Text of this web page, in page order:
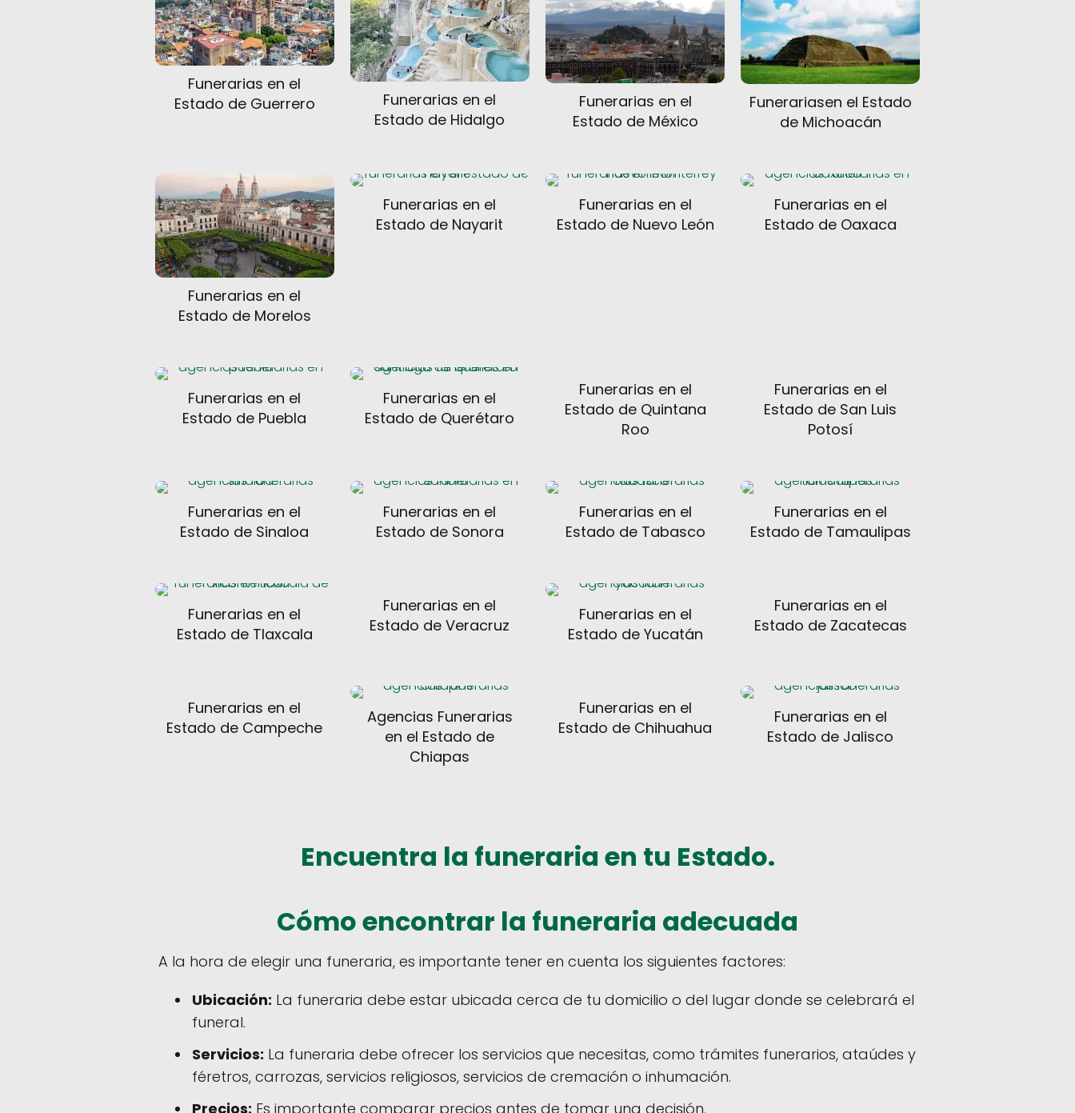
Funerarias en el
Estado de Guerrero
Funerarias en el
Estado de Hidalgo
Funerarias en el
Estado de México
Funerariasen el Estado
de Michoacán
Funerarias en el
Estado de Morelos
Funerarias en el
Estado de Nayarit
Funerarias en el
Estado de Nuevo León
Funerarias en el
Estado de Oaxaca
Funerarias en el
Estado de Puebla
Funerarias en el
Estado de Querétaro
Funerarias en el
Estado de Quintana
Roo
Funerarias en el
Estado de San Luis
Potosí
Funerarias en el
Estado de Sinaloa
Funerarias en el
Estado de Sonora
Funerarias en el
Estado de Tabasco
Funerarias en el
Estado de Tamaulipas
Funerarias en el
Estado de Tlaxcala
Funerarias en el
Estado de Veracruz
Funerarias en el
Estado de Yucatán
Funerarias en el
Estado de Zacatecas
Funerarias en el
Estado de Campeche
Agencias Funerarias
en el Estado de
Chiapas
Funerarias en el
Estado de Chihuahua
Funerarias en el
Estado de Jalisco
Encuentra la funeraria en tu Estado.
Cómo encontrar la funeraria adecuada
A la hora de elegir una funeraria, es importante tener en cuenta los siguientes factores:
Ubicación: La funeraria debe estar ubicada cerca de tu domicilio o del lugar donde se celebrará el
funeral.
Servicios: La funeraria debe ofrecer los servicios que necesitas, como trámites funerarios, ataúdes y
féretros, carrozas, servicios religiosos, servicios de cremación o inhumación.
Precios: Es importante comparar precios antes de tomar una decisión.